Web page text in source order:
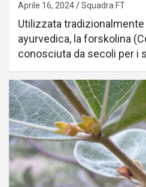
Aprile 16, 2024 Squadra FT
Utilizzata
ayurvedica, la forskolina
conosciuta da secoli per i